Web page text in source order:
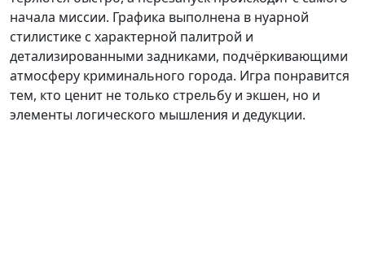
начала миссии. Графика выполнена в нуарной
стилистике с характерной палитрой и
детализированными задниками, подчёркивающими
атмосферу криминального города. Игра понравится
тем, кто ценит не только стрельбу и экшен, но и
элементы логического мышления и дедукции.